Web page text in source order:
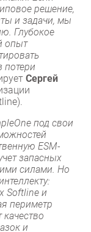
решение,
и задачи, мы
Глубокое
опыт
потери
Сергей
под свои
ESM-
запасных
силами. Но
Softline и
периметр
и